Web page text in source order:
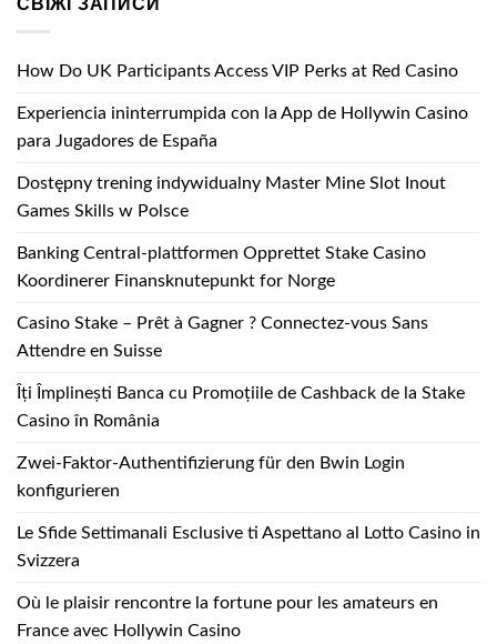
How Do UK Participants Access VIP Perks at Red Casino
Experiencia ininterrumpida con la App de Hollywin Casino
para Jugadores de España
Dostępny trening indywidualny Master Mine Slot Inout
Games Skills w Polsce
Banking Central-plattformen Opprettet Stake Casino
Koordinerer Finansknutepunkt for Norge
Casino Stake – Prêt à Gagner ? Connectez-vous Sans
Attendre en Suisse
Îți Împlinești Banca cu Promoțiile de Cashback de la Stake
Casino în România
Zwei-Faktor-Authentifizierung für den Bwin Login
konfigurieren
Le Sfide Settimanali Esclusive ti Aspettano al Lotto Casino in
Svizzera
Où le plaisir rencontre la fortune pour les amateurs en
France avec Hollywin Casino